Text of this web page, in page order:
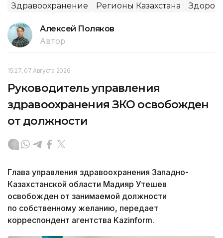
Здравоохранение Регионы Казахстана
Алексей Поляков
Автор
15:27, 07 Августа 2026
Руководитель управления
здравоохранения ЗКО освобожден
от должности
Глава управления здравоохранения Западно-
Казахстанской области Мадияр Утешев
освобожден от занимаемой должности
по собственному желанию, передает
корреспондент агентства Kazinform.